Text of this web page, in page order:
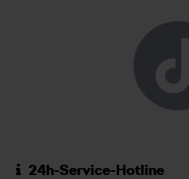
24h-Service-Hotline